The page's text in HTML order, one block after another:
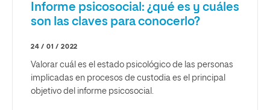
Informe psicosocial: ¿qué es y cuáles
son las claves para conocerlo?
24 / 01 / 2022
Valorar cuál es el estado psicológico de las personas
implicadas en procesos de custodia es el principal
objetivo del informe psicosocial.